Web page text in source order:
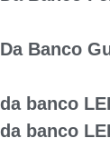
Banco
banco
banco